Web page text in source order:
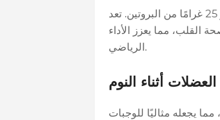
التونة المعلبة خيار اقتصادي وسريع التحضير، حيث تحتوي كل 100 غرام منها على نحو 25 غرامًا من البروتين. تعد
وتحسين صحة القلب، مما يعزز الأداء
الرياضي.
أثناء النوم
يجعله مثاليًا للوجبات